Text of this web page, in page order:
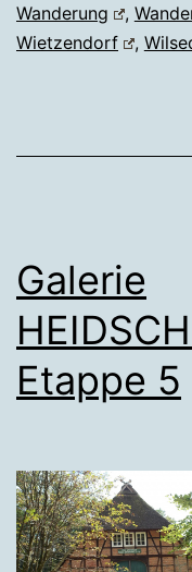
Wanderung
,
Wietzendorf
,
Galerie
Etappe 5